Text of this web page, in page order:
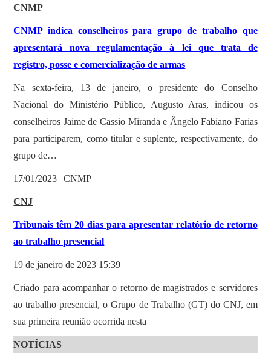
CNMP
CNMP indica conselheiros para grupo de trabalho que
apresentará nova regulamentação à lei que trata de
registro, posse e comercialização de armas
Na sexta-feira, 13 de janeiro, o presidente do Conselho
Nacional do Ministério Público, Augusto Aras, indicou os
conselheiros Jaime de Cassio Miranda e Ângelo Fabiano Farias
para participarem, como titular e suplente, respectivamente, do
grupo de…
17/01/2023 | CNMP
CNJ
Tribunais têm 20 dias para apresentar relatório de retorno
ao trabalho presencial
19 de janeiro de 2023 15:39
Criado para acompanhar o retorno de magistrados e servidores
ao trabalho presencial, o Grupo de Trabalho (GT) do CNJ, em
sua primeira reunião ocorrida nesta
NOTÍCIAS